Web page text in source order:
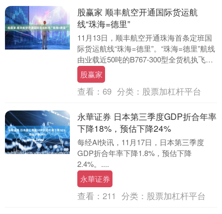
股赢家 顺丰航空开通国际货运航
线“珠海=德里”
11月13日，顺丰航空开通珠海首条定班国
际货运航线“珠海=德里”。“珠海=德里”航线
由业载近50吨的B767-300型全货机执飞，
计划每周运营4班，可服务手机、....
股赢家
查看： 69 分类： 股票加杠杆平台
永華证券 日本第三季度GDP折合年率
下降18%，预估下降24%
每经AI快讯，11月17日，日本第三季度
GDP折合年率下降1.8%，预估下降
2.4%。....
永華证券
查看： 211 分类： 股票加杠杆平台